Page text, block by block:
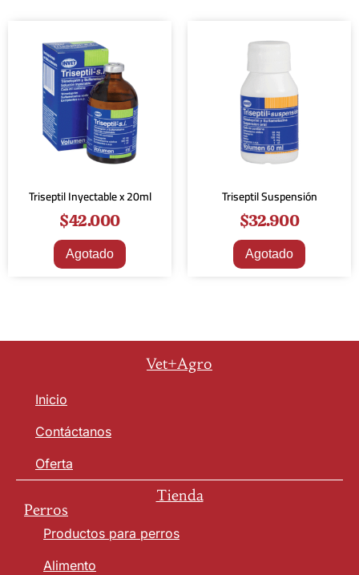
Triseptil Inyectable x 20ml
$42.000
Agotado
Triseptil Suspensión
$32.900
Agotado
Vet+Agro
Inicio
Contáctanos
Oferta
Tienda
Perros
Productos para perros
Alimento